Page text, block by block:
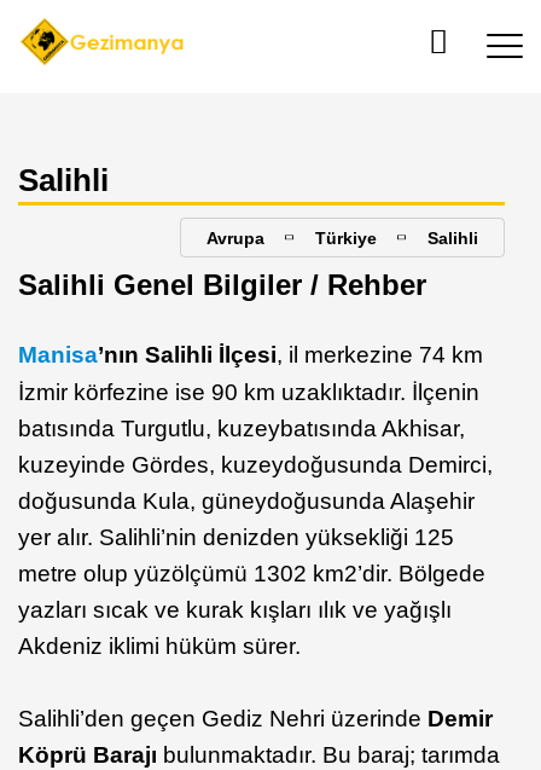
Salihli
Avrupa Türkiye Salihli
Salihli Genel Bilgiler / Rehber
Manisa’nın Salihli İlçesi, il merkezine 74 km
İzmir körfezine ise 90 km uzaklıktadır. İlçenin
batısında Turgutlu, kuzeybatısında Akhisar,
kuzeyinde Gördes, kuzeydoğusunda Demirci,
doğusunda Kula, güneydoğusunda Alaşehir
yer alır. Salihli’nin denizden yüksekliği 125
metre olup yüzölçümü 1302 km2’dir. Bölgede
yazları sıcak ve kurak kışları ılık ve yağışlı
Akdeniz iklimi hüküm sürer.
Salihli’den geçen Gediz Nehri üzerinde Demir
Köprü Barajı bulunmaktadır. Bu baraj; tarımda